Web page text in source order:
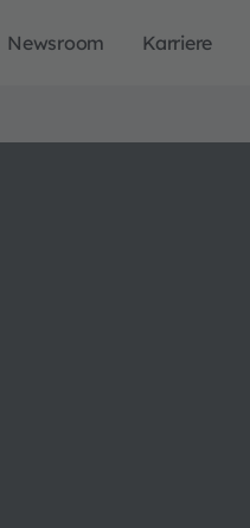
Newsroom Karriere